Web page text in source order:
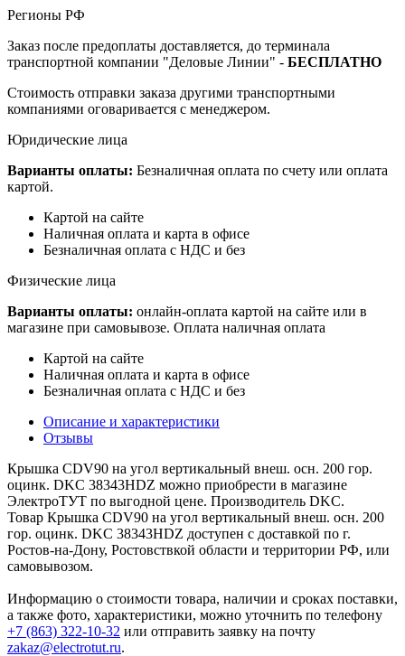
Регионы РФ
Заказ после предоплаты доставляется, до терминала
транспортной компании "Деловые Линии" - БЕСПЛАТНО
Стоимость отправки заказа другими транспортными
компаниями оговаривается с менеджером.
Юридические лица
Варианты оплаты: Безналичная оплата по счету или оплата
картой.
Картой на сайте
Наличная оплата и карта в офисе
Безналичная оплата с НДС и без
Физические лица
Варианты оплаты: онлайн-оплата картой на сайте или в
магазине при самовывозе. Оплата наличная оплата
Картой на сайте
Наличная оплата и карта в офисе
Безналичная оплата с НДС и без
Описание и характеристики
Отзывы
Крышка CDV90 на угол вертикальный внеш. осн. 200 гор.
оцинк. DKC 38343HDZ можно приобрести в магазине
ЭлектроТУТ по выгодной цене. Производитель DKC.
Товар Крышка CDV90 на угол вертикальный внеш. осн. 200
гор. оцинк. DKC 38343HDZ доступен с доставкой по г.
Ростов-на-Дону, Ростовствкой области и территории РФ, или
самовывозом.
Информацию о стоимости товара, наличии и сроках поставки,
а также фото, характеристики, можно уточнить по телефону
+7 (863) 322-10-32 или отправить заявку на почту
zakaz@electrotut.ru.